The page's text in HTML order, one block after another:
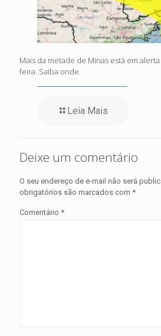
Mais da metade de Minas está em
feira. Saiba onde.
Leia Mais
Deixe um comentário
O seu endereço de e-mail não será
obrigatórios são marcados com *
Comentário *